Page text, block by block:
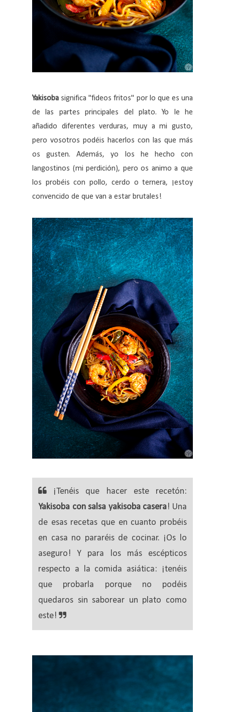
Yakisoba significa "fideos fritos" por lo que es una
de las partes principales del plato. Yo le he
añadido diferentes verduras, muy a mi gusto,
pero vosotros podéis hacerlos con las que más
os gusten. Además, yo los he hecho con
langostinos (mi perdición), pero os animo a que
los probéis con pollo, cerdo o ternera, ¡estoy
convencido de que van a estar brutales!
¡Tenéis que hacer este recetón:
Yakisoba con salsa yakisoba casera! Una
de esas recetas que en cuanto probéis
en casa no pararéis de cocinar. ¡Os lo
aseguro! Y para los más escépticos
respecto a la comida asiática: ¡tenéis
que probarla porque no podéis
quedaros sin saborear un plato como
este!